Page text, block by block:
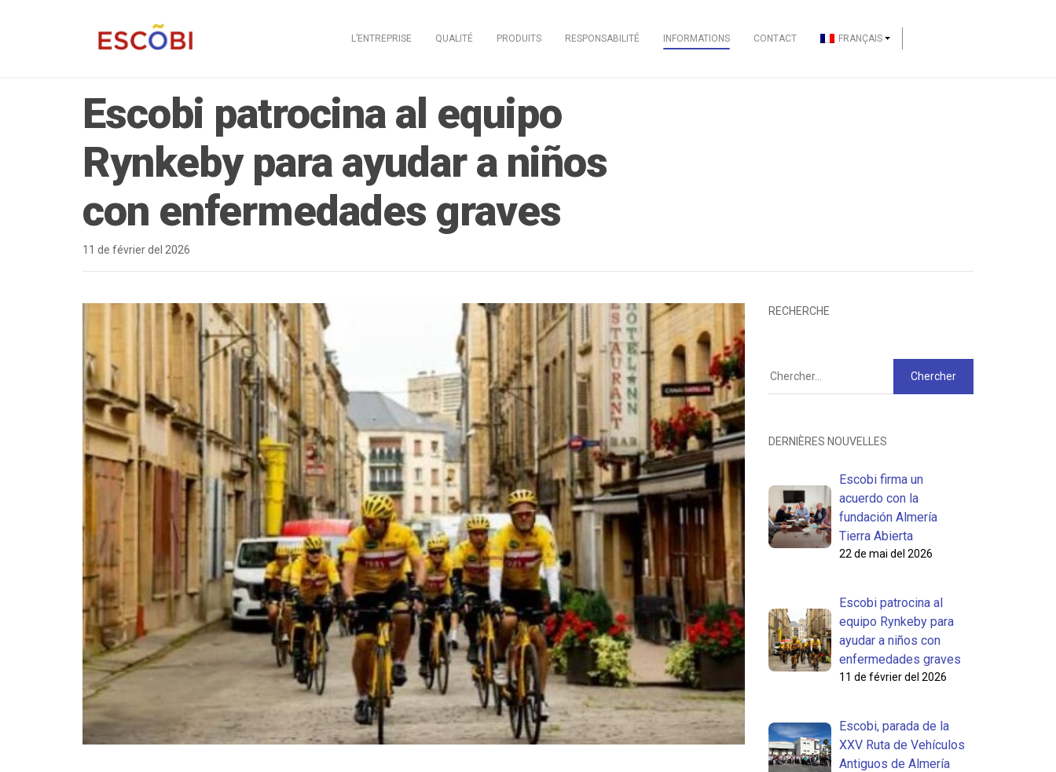
L’ENTREPRISE QUALITÉ PRODUITS RESPONSABILITÉ INFORMATIONS CONTACT FRANÇAIS
Escobi patrocina al equipo
Rynkeby para ayudar a niños
con enfermedades graves
11 de février del 2026
RECHERCHE
DERNIÈRES NOUVELLES
Escobi firma un
acuerdo con la
fundación Almería
Tierra Abierta
22 de mai del 2026
Escobi patrocina al
equipo Rynkeby para
ayudar a niños con
enfermedades graves
11 de février del 2026
Escobi, parada de la
XXV Ruta de Vehículos
Antiguos de Almería